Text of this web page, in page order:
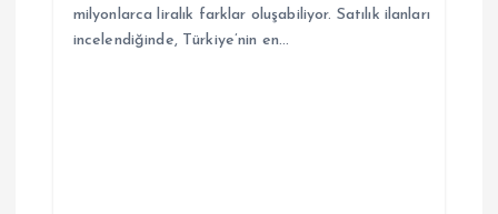
milyonlarca liralık farklar oluşabiliyor. Satılık ilanları
incelendiğinde, Türkiye’nin en…